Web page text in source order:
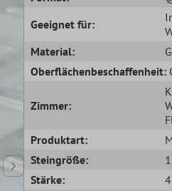
Geeignet für:
Material:
Oberflächenbeschaffenheit:
Zimmer:
Produktart:
Steingröße:
Stärke: